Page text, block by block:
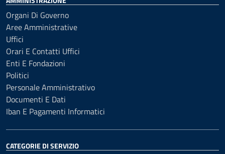
Organi Di Governo
Aree Amministrative
Uffici
Orari E Contatti Uffici
Enti E Fondazioni
Politici
Personale Amministrativo
Documenti E Dati
Iban E Pagamenti Informatici
CATEGORIE DI SERVIZIO